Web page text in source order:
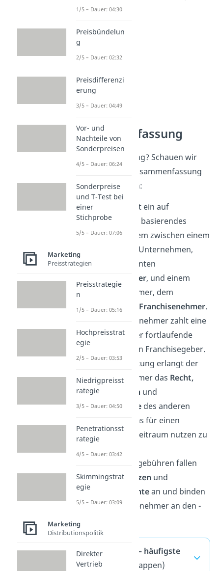
Zusammenfassung
Was ist Franchising? Schauen wir
uns eine kurze Zusammenfassung
zu dem Thema an:
Franchising ist ein auf
Partnerschaft basierendes
Vertriebssystem zwischen einem
bestehenden Unternehmen,
dem sogenannten
Franchisegeber, und einem
Neuunternehmer, dem
sogenannten Franchisenehmer.
Der Franchisenehmer zahlt eine
einmalige oder fortlaufende
Gebühr an den Franchisegeber.
Als Gegenleistung erlangt der
Franchisenehmer das Recht,
Name
Design und
Geschäftsideedes anderen
Unternehmens für einen
bestimmten Zeitraum nutzen zu
Die Franchisegebühren fallen
also fürLizenzen und
Nutzungsrechtean und binden
den Franchisenehmer an den -
Franchising — häufigste
Fragen
(ausklappen)
1/5 – Dauer: 04:30
Preisbündelun
g
2/5 – Dauer: 02:32
Preisdifferenzi
erung
3/5 – Dauer: 04:49
Vor- und
Nachteile von
Sonderpreisen
4/5 – Dauer: 06:24
Sonderpreise
und T-Test bei
einer
Stichprobe
5/5 – Dauer: 07:06
Marketing
Preisstrategien
Preisstrategie
n
1/5 – Dauer: 05:16
Hochpreisstrat
egie
2/5 – Dauer: 03:53
Niedrigpreisst
rategie
3/5 – Dauer: 04:50
Penetrationsst
rategie
4/5 – Dauer: 03:42
Skimmingstrat
egie
5/5 – Dauer: 03:09
Marketing
Distributionspolitik
Direkter
Vertrieb